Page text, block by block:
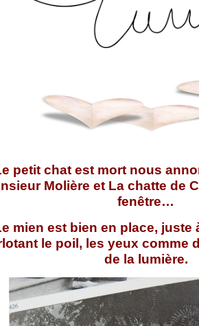
petit chat est mort nous
Molière et La chatte de
fenêtre…
mien est bien en place, juste
le poil, les yeux comme
de la lumière.